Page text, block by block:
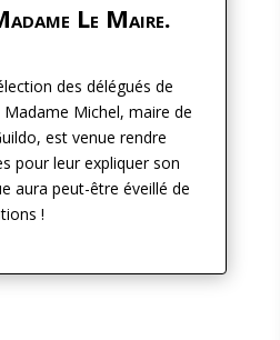
Le Maire.
des délégués de
Madame Michel, maire de
est venue rendre
pour leur expliquer son
aura peut-être éveillé de
!